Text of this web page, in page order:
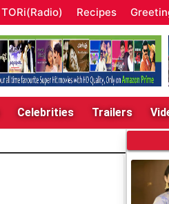
TORi(Radio) Recipes
Celebrities Trailers